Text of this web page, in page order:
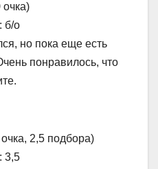
б/о
но пока еще есть
понравилось, что
2,5 подбора)
3,5